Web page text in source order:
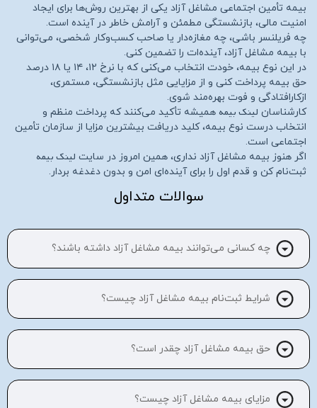
بیمه تأمین اجتماعی مشاغل آزاد یکی از بهترین روش‌ها برای ایجاد
امنیت مالی، بازنشستگی مطمئن و آرامش خاطر در آینده است.
چه فریلنسر باشی، چه مغازه‌دار یا صاحب کسب‌وکار شخصی، می‌توانی
با بیمه مشاغل آزاد، آینده‌ات را تضمین کنی.
در این نوع بیمه، خودت انتخاب می‌کنی که با نرخ ۱۲، ۱۴ یا ۱۸ درصد
حق بیمه پرداخت کنی و از مزایایی مثل بازنشستگی، مستمری،
ازکارافتادگی و فوت بهره‌مند شوی.
کارشناسان لینک بیمه همیشه تأکید می‌کنند که پرداخت منظم و
انتخاب درست نوع بیمه، کلید دریافت بیشترین مزایا از سازمان تأمین
اجتماعی است.
اگر هنوز بیمه مشاغل آزاد نداری، همین امروز در سایت لینک بیمه
ثبت‌نام کن و قدم اول را برای آینده‌ای امن و بدون دغدغه بردار.
سوالات متداول
چه کسانی می‌توانند بیمه مشاغل آزاد داشته باشند؟
شرایط ثبت‌نام بیمه مشاغل آزاد چیست؟
حق بیمه مشاغل آزاد چقدر است؟
مزایای بیمه مشاغل آزاد چیست؟